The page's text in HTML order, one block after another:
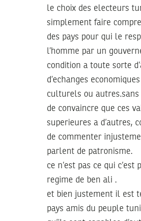
le choix des electeurs
simplement faire
des pays pour qui le
l’homme par un
condition a toute sorte
d’echanges
culturels ou autres.sans
de convaincre que ces
superieures a d’autres,
de commenter
parlent de patronisme.
ce n’est pas ce qui c’est
regime de ben ali .
et bien justement il est
pays amis du peuple